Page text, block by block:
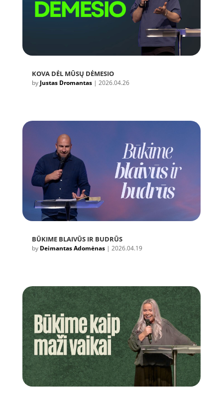
KOVA DĖL MŪSŲ DĖMESIO
by Justas Dromantas| 2026.04.26
BŪKIME BLAIVŪS IR BUDRŪS
by Deimantas Adomėnas| 2026.04.19